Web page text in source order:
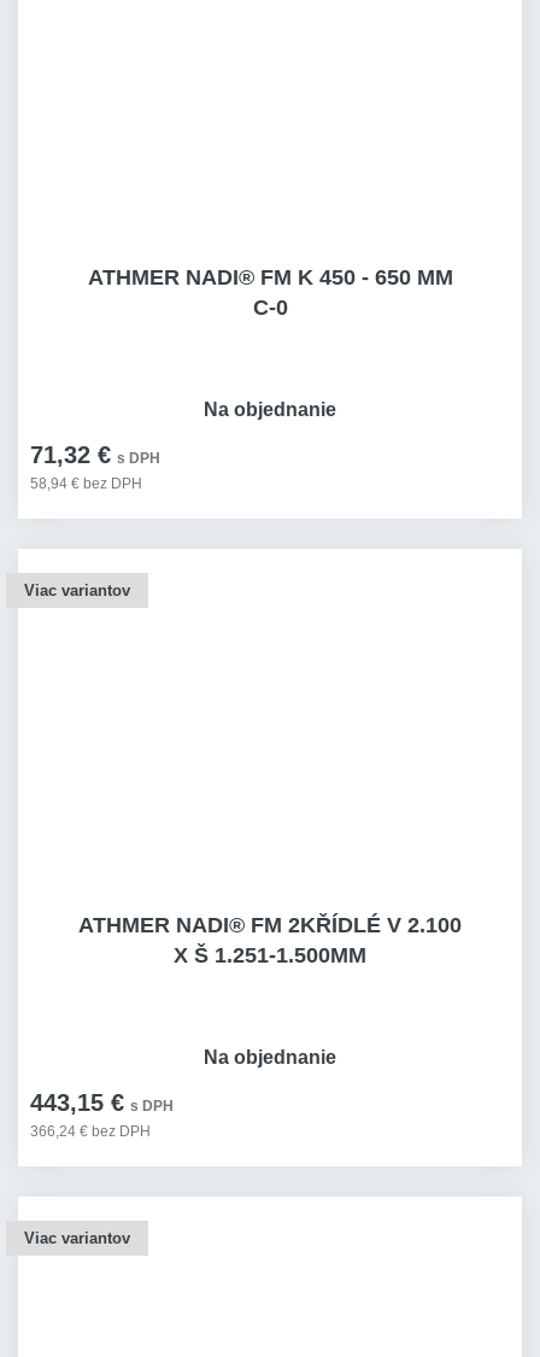
ATHMER NADI® FM K 450 - 650 MM
C-0
71,32 € s DPH
58,94 € bez DPH
Na objednanie
Viac variantov
ATHMER NADI® FM 2KŘÍDLÉ V 2.100
X Š 1.251-1.500MM
443,15 € s DPH
366,24 € bez DPH
Na objednanie
Viac variantov